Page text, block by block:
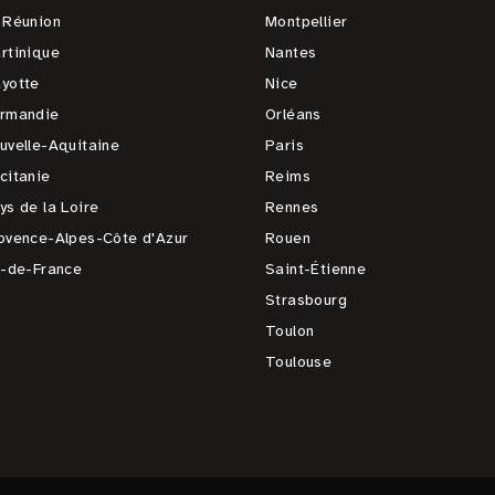
Aquitaine
de la Loire
Alpes-Côte d'Azur
de-France
Montpellier
Nantes
Nice
Orléans
Paris
Reims
Rennes
Rouen
Saint-Étienne
Strasbourg
Toulon
Toulouse